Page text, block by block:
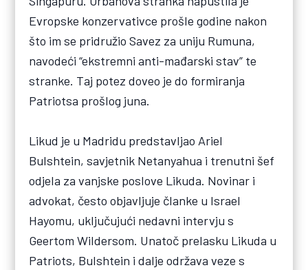
Evropske konzervativce prošle godine nakon
što im se pridružio Savez za uniju Rumuna,
navodeći “ekstremni anti-mađarski stav” te
stranke. Taj potez doveo je do formiranja
Patriotsa prošlog juna.
Likud je u Madridu predstavljao Ariel
Bulshtein, savjetnik Netanyahua i trenutni šef
odjela za vanjske poslove Likuda. Novinar i
advokat, često objavljuje članke u Israel
Hayomu, uključujući nedavni intervju s
Geertom Wildersom. Unatoč prelasku Likuda u
Patriots, Bulshtein i dalje održava veze s